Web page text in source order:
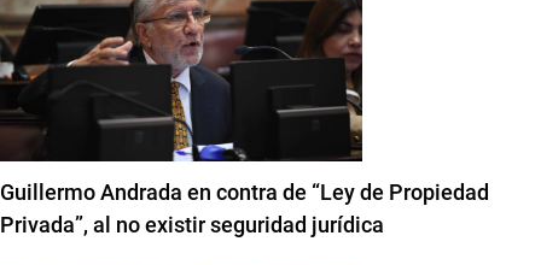
Guillermo Andrada en contra de “Ley de Propiedad
Privada”, al no existir seguridad jurídica